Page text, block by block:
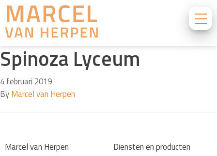
Spinoza Lyceum
4 februari 2019
ByMarcel van Herpen
Marcel van Herpen
Diensten en producten